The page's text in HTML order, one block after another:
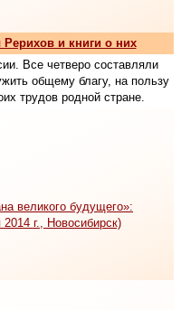
и книги о них
Все четверо составляли
общему благу, на пользу
трудов родной стране.
великого будущего»:
г., Новосибирск)